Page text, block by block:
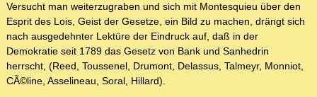
Versucht man weiterzugraben und sich mit Montesquieu über den
Esprit des Lois, Geist der Gesetze, ein Bild zu machen, drängt sich
nach ausgedehnter Lektüre der Eindruck auf, daß in der
Demokratie seit 1789 das Gesetz von Bank und Sanhedrin
herrscht, (Reed, Toussenel, Drumont, Delassus, Talmeyr, Monniot,
CÃ©line, Asselineau, Soral, Hillard).